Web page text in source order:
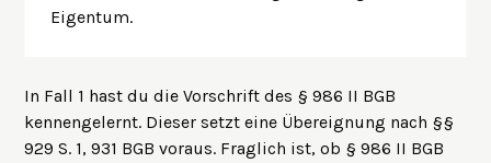
Eigentum.
In Fall 1 hast du die Vorschrift des § 986 II BGB
kennengelernt. Dieser setzt eine Übereignung nach §§
929 S. 1, 931 BGB voraus. Fraglich ist, ob § 986 II BGB